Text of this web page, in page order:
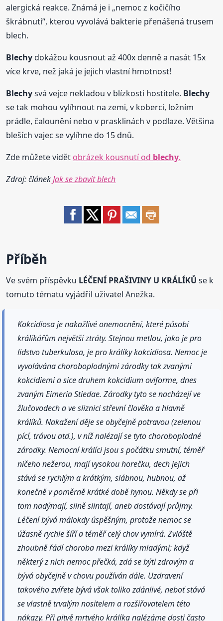
alergická reakce. Známá je i „nemoc z kočičího
škrábnutí“, kterou vyvolává bakterie přenášená trusem
blech.
Blechydokážou kousnout až 400x denně a nasát 15x
více krve, než jaká je jejich vlastní hmotnost!
Blechysvá vejce nekladou v blízkosti hostitele. Blechy
se tak mohou vylíhnout na zemi, v koberci, ložním
prádle, čalounění nebo v prasklinách v podlaze. Většina
bleších vajec se vylíhne do 15 dnů.
Zde můžete vidět obrázek kousnutí od blechy.
Zdroj: článekJak se zbavit blech
Příběh
Ve svém příspěvku LÉČENÍ PRAŠIVINY U KRÁLÍKŮ se k
tomuto tématu vyjádřil uživatel Anežka.
Kokcidiosa je nakažlivé onemocnění, které působí
králíkářům největší ztráty. Stejnou metlou, jako je pro
lidstvo tuberkulosa, je pro králíky kokcidiosa. Nemoc je
vyvolávána choroboplodnými zárodky tak zvanými
kokcidiemi a sice druhem kokcidium oviforme, dnes
zvaným Eimeria Stiedae. Zárodky tyto se nacházejí ve
žlučovodech a ve sliznici střevní člověka a hlavně
králíků. Nakažení děje se obyčejně potravou (zelenou
pící, trávou atd.), v níž nalézají se tyto choroboplodné
zárodky. Nemocní králíci jsou s počátku smutní, téměř
ničeho nežerou, mají vysokou horečku, dech jejich
stává se rychlým a krátkým, slábnou, hubnou, až
konečně v poměrně krátké době hynou. Někdy se při
tom nadýmají, silně slintají, aneb dostávají průjmy.
Léčení bývá málokdy úspěšným, protože nemoc se
úžasně rychle šíří a téměř celý chov vymírá. Zvláště
zhoubně řádí choroba mezi králíky mladými; když
některý z nich nemoc přečká, zdá se býti zdravým a
bývá obyčejně v chovu používán dále. Uzdravení
takového zvířete bývá však toliko zdánlivé, neboť stává
se vlastně trvalým nositelem a rozšiřovatelem této
nákazy. Při pitvě mrtvého králíka nalézáme dosti často